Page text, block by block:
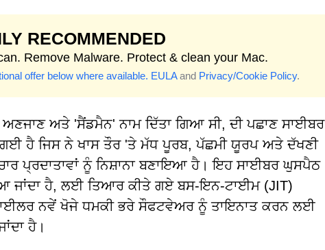
RECOMMENDED
Remove Malware. Protect & clean your Mac.
offer below where available. EULAand Privacy/Cookie Policy.
ਅਤੇ 'ਸੈਂਡਮੈਨ' ਨਾਮ ਦਿੱਤਾ ਗਿਆ ਸੀ, ਦੀ ਪਛਾਣ ਸਾਈਬਰ
ਹੈ ਜਿਸ ਨੇ ਖਾਸ ਤੌਰ 'ਤੇ ਮੱਧ ਪੂਰਬ, ਪੱਛਮੀ ਯੂਰਪ ਅਤੇ ਦੱਖਣੀ
ਪ੍ਰਦਾਤਾਵਾਂ ਨੂੰ ਨਿਸ਼ਾਨਾ ਬਣਾਇਆ ਹੈ। ਇਹ ਸਾਈਬਰ ਘੁਸਪੈਠ
ਜਾਂਦਾ ਹੈ, ਲਈ ਤਿਆਰ ਕੀਤੇ ਗਏ ਬਸ-ਇਨ-ਟਾਈਮ (JIT)
ਨਵੇਂ ਖੋਜੇ ਧਮਕੀ ਭਰੇ ਸੌਫਟਵੇਅਰ ਨੂੰ ਤਾਇਨਾਤ ਕਰਨ ਲਈ
ਹੈ।